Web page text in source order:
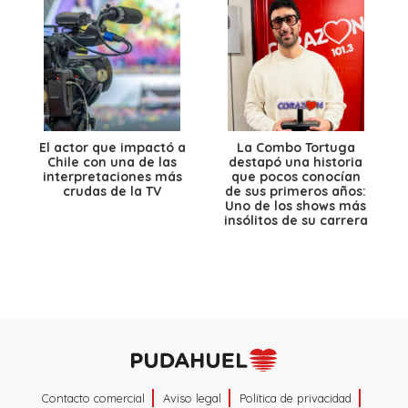
El actor que impactó a
Chile con una de las
interpretaciones más
crudas de la TV
La Combo Tortuga
destapó una historia
que pocos conocían
de sus primeros años:
Uno de los shows más
insólitos de su carrera
Contacto comercial Aviso legal Política de privacidad